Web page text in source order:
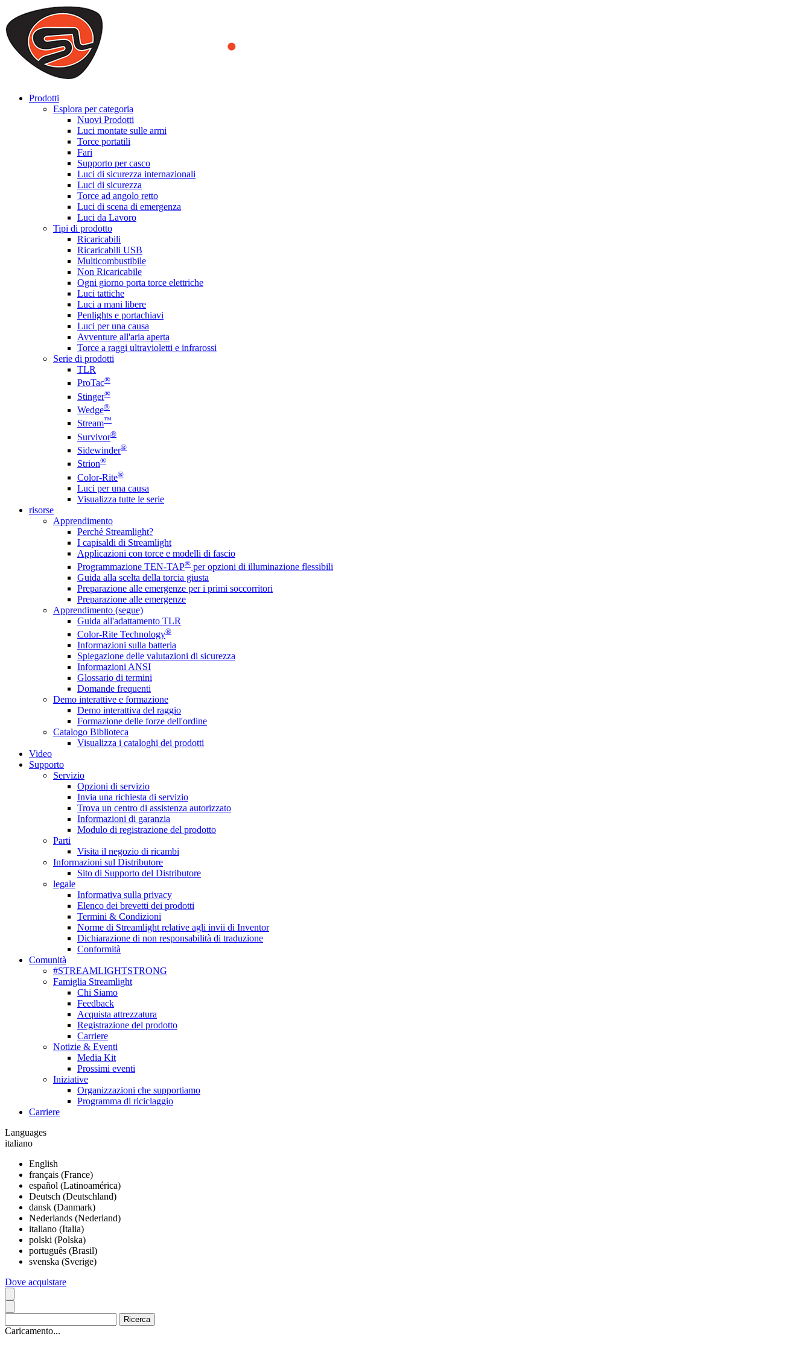
We use cookies to ensure that we provide you the best experience on our website. By continuing to browse this website, you accept that cookies are used to help us analyze how the website is used and to offer
you a better experience. To learn more or to find out how you can disable cookies, you can access our
ACCEPT AND CLOSE
Prodotti
Esplora per categoria
Nuovi Prodotti
Luci montate sulle armi
Torce portatili
Fari
Supporto per casco
Luci di sicurezza internazionali
Luci di sicurezza
Torce ad angolo retto
Luci di scena di emergenza
Luci da Lavoro
Tipi di prodotto
Ricaricabili
Ricaricabili USB
Multicombustibile
Non Ricaricabile
Ogni giorno porta torce elettriche
Luci tattiche
Luci a mani libere
Penlights e portachiavi
Luci per una causa
Avventure all'aria aperta
Torce a raggi ultravioletti e infrarossi
Serie di prodotti
TLR
ProTac®
Stinger®
Wedge®
Stream™
Survivor®
Sidewinder®
Strion®
Color-Rite®
Luci per una causa
Visualizza tutte le serie
risorse
Apprendimento
Perché Streamlight?
I capisaldi di Streamlight
Applicazioni con torce e modelli di fascio
Programmazione TEN-TAP® per opzioni di illuminazione flessibili
Guida alla scelta della torcia giusta
Preparazione alle emergenze per i primi soccorritori
Preparazione alle emergenze
Apprendimento (segue)
Guida all'adattamento TLR
Color-Rite Technology®
Informazioni sulla batteria
Spiegazione delle valutazioni di sicurezza
Informazioni ANSI
Glossario di termini
Domande frequenti
Demo interattive e formazione
Demo interattiva del raggio
Formazione delle forze dell'ordine
Catalogo Biblioteca
Visualizza i cataloghi dei prodotti
Video
Supporto
Servizio
Opzioni di servizio
Invia una richiesta di servizio
Trova un centro di assistenza autorizzato
Informazioni di garanzia
Modulo di registrazione del prodotto
Parti
Visita il negozio di ricambi
Informazioni sul Distributore
Sito di Supporto del Distributore
legale
Informativa sulla privacy
Elenco dei brevetti dei prodotti
Termini & Condizioni
Norme di Streamlight relative agli invii di Inventor
Dichiarazione di non responsabilità di traduzione
Conformità
Comunità
#STREAMLIGHTSTRONG
Famiglia Streamlight
Chi Siamo
Feedback
Acquista attrezzatura
Registrazione del prodotto
Carriere
Notizie & Eventi
Media Kit
Prossimi eventi
Iniziative
Organizzazioni che supportiamo
Programma di riciclaggio
Carriere
Languages
italiano
English
français (France)
español (Latinoamérica)
Deutsch (Deutschland)
dansk (Danmark)
Nederlands (Nederland)
italiano (Italia)
polski (Polska)
português (Brasil)
svenska (Sverige)
Dove acquistare
Caricamento...